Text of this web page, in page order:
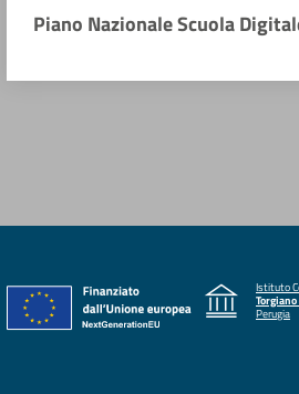
Piano Nazionale Scuola
Istituto
Perugia